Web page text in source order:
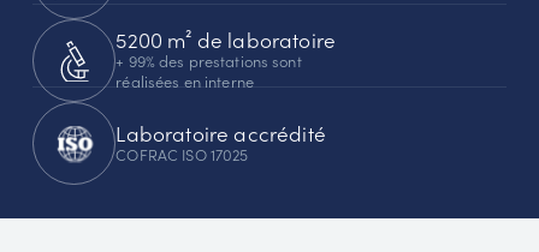
5200 m² de laboratoire
+ 99% des prestations sont
réalisées en interne
Laboratoire accrédité
COFRAC ISO 17025